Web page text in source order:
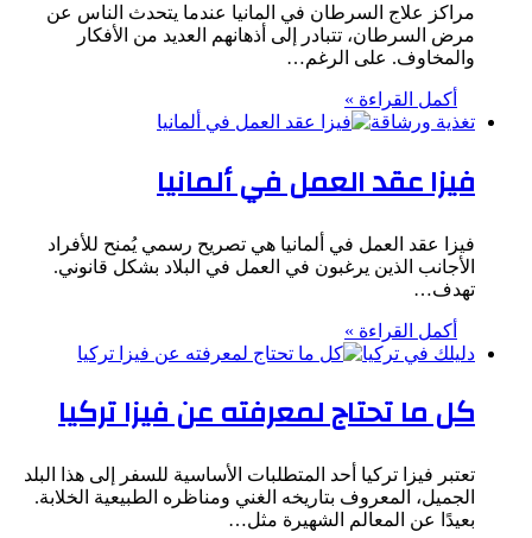
مراكز علاج السرطان في المانيا عندما يتحدث الناس عن
مرض السرطان، تتبادر إلى أذهانهم العديد من الأفكار
والمخاوف. على الرغم…
أكمل القراءة »
تغذية ورشاقة
فيزا عقد العمل في ألمانيا
فيزا عقد العمل في ألمانيا هي تصريح رسمي يُمنح للأفراد
الأجانب الذين يرغبون في العمل في البلاد بشكل قانوني.
تهدف…
أكمل القراءة »
دليلك في تركيا
كل ما تحتاج لمعرفته عن فيزا تركيا
تعتبر فيزا تركيا أحد المتطلبات الأساسية للسفر إلى هذا البلد
الجميل، المعروف بتاريخه الغني ومناظره الطبيعية الخلابة.
بعيدًا عن المعالم الشهيرة مثل…